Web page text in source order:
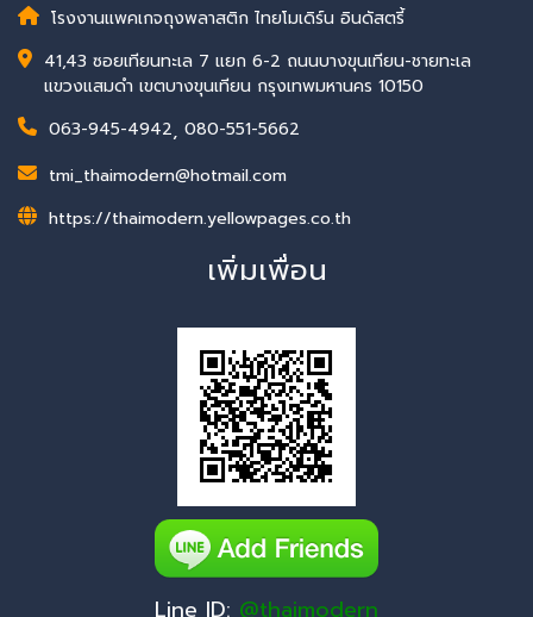
โรงงานแพคเกจถุงพลาสติก ไทยโมเดิร์น อินดัสตรี้
41,43 ซอยเทียนทะเล 7 แยก 6-2 ถนนบางขุนเทียน-ชายทะเล
แขวงแสมดำ เขตบางขุนเทียน กรุงเทพมหานคร 10150
063-945-4942, 080-551-5662
tmi_thaimodern@hotmail.com
https://thaimodern.yellowpages.co.th
เพิ่มเพื่อน
Line ID: @thaimodern